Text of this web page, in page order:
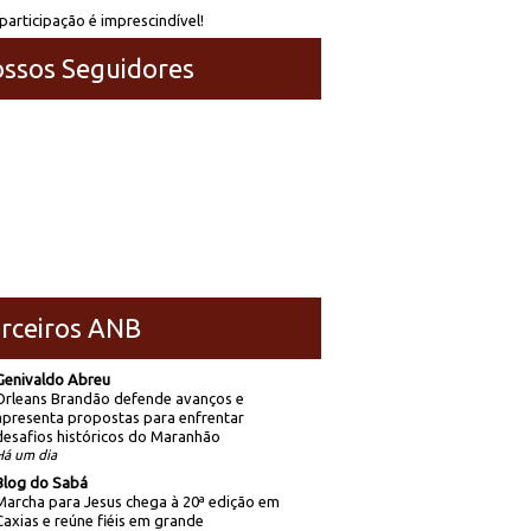
é imprescindível!
Seguidores
ANB
Abreu
Brandão defende avanços e
propostas para enfrentar
históricos do Maranhão
um dia
do Sabá
para Jesus chega à 20ª edição em
e reúne fiéis em grande